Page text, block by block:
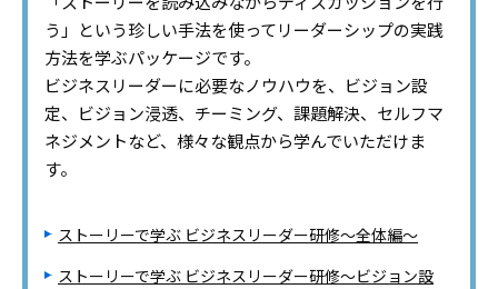
う」という珍しい手法を使ってリーダーシップの実践
方法を学ぶパッケージです。
ビジネスリーダーに必要なノウハウを、ビジョン設
定、ビジョン浸透、チーミング、課題解決、セルフマ
ネジメントなど、様々な観点から学んでいただけま
す。
ストーリーで学ぶ ビジネスリーダー研修～全体編～
ストーリーで学ぶ ビジネスリーダー研修～ビジョン設